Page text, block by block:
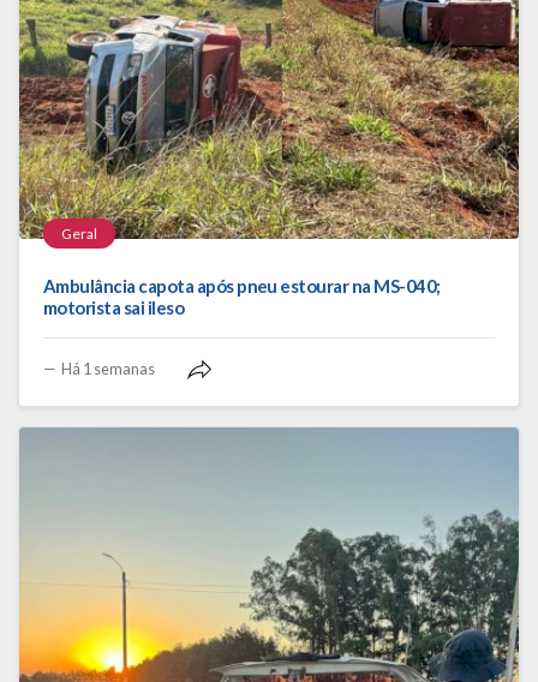
Geral
Ambulância capota após pneu estourar na MS-040;
motorista sai ileso
Há 1 semanas